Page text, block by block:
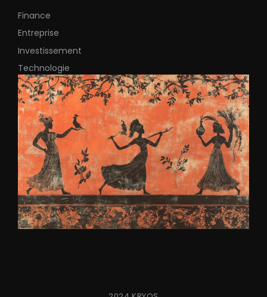
Finance
Entreprise
Investissement
Technologie